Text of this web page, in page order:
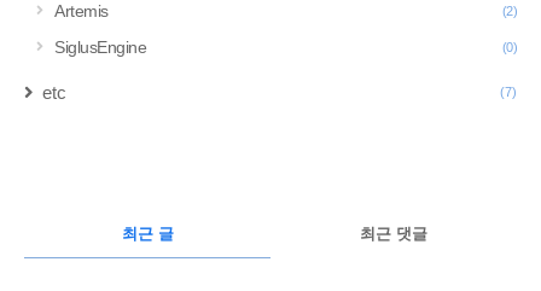
Artemis (2)
SiglusEngine (0)
etc (7)
최근 글 최근 댓글